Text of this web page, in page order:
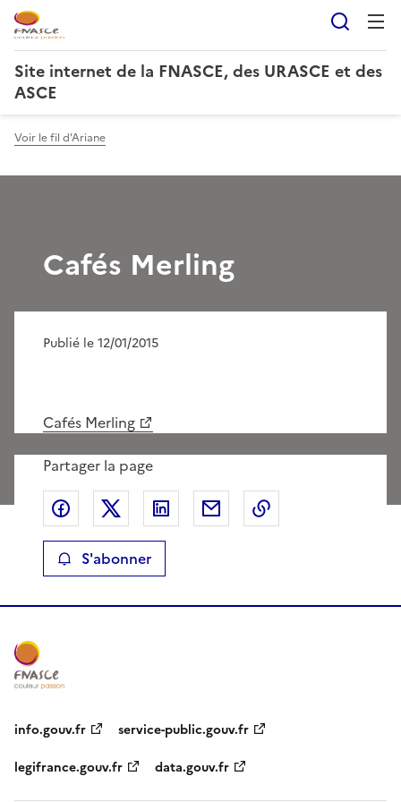
Site internet de la FNASCE, des URASCE et des
ASCE
Voir le fil d'Ariane
Cafés Merling
Publié le 12/01/2015
Cafés Merling
Partager la page
Partager sur Facebook
Partager sur XPartager sur LinkedIn
Partager par email
Copier le lien
S'abonner
info.gouv.fr
service-public.gouv.fr
legifrance.gouv.fr
data.gouv.fr